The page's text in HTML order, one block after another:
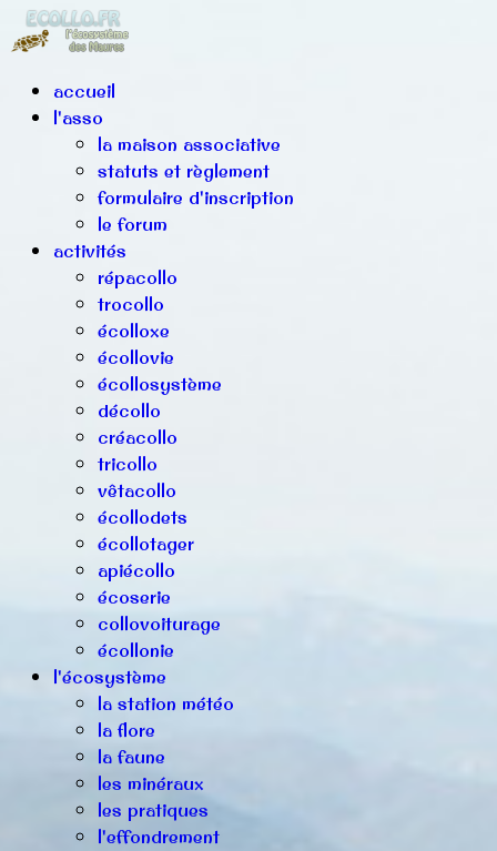
accueil
l'asso
la maison associative
statuts et règlement
formulaire d'inscription
le forum
activités
répacollo
trocollo
écolloxe
écollovie
écollosystème
décollo
créacollo
tricollo
vêtacollo
écollodets
écollotager
apiécollo
écoserie
collovoiturage
écollonie
l'écosystème
la station météo
la flore
la faune
les minéraux
les pratiques
l'effondrement